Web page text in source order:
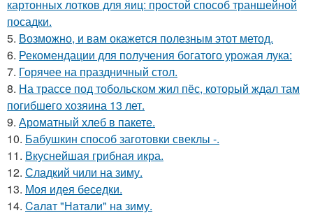
картонных лотков для яиц: простой способ траншейной
посадки.
5. Возможно, и вам окажется полезным этот метод.
6. Рекомендации для получения богатого урожая лука:
7. Горячее на праздничный стол.
8. На трассе под тобольском жил пёс, который ждал там
погибшего хозяина 13 лет.
9. Ароматный хлеб в пакете.
10. Бабушкин способ заготовки свеклы -.
11. Вкуснейшая грибная икра.
12. Сладкий чили на зиму.
13. Моя идея беседки.
14. Caлaт "Нaтaли" нa зиму.